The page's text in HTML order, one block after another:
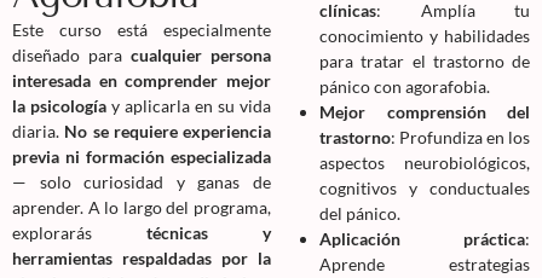
Este curso está especialmente
diseñado para cualquier persona
interesada en comprender mejor
la psicología y aplicarla en su vida
diaria. No se requiere experiencia
previa ni formación especializada
— solo curiosidad y ganas de
aprender. A lo largo del programa,
explorarás técnicas y
herramientas respaldadas por la
clínicas: Amplía tu
conocimiento y habilidades
para tratar el trastorno de
pánico con agorafobia.
Mejor comprensión del
trastorno: Profundiza en los
aspectos neurobiológicos,
cognitivos y conductuales
del pánico.
Aplicación práctica:
Aprende estrategias